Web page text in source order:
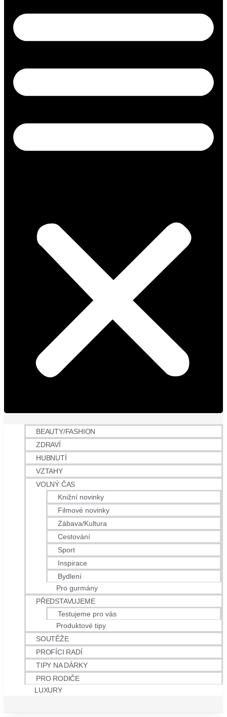
BEAUTY/FASHION
ZDRAVÍ
HUBNUTÍ
VZTAHY
VOLNÝ ČAS
Knižní novinky
Filmové novinky
Zábava/Kultura
Cestování
Sport
Inspirace
Bydlení
Pro gurmány
PŘEDSTAVUJEME
Testujeme pro vás
Produktové tipy
SOUTĚŽE
PROFÍCI RADÍ
TIPY NA DÁRKY
PRO RODIČE
LUXURY